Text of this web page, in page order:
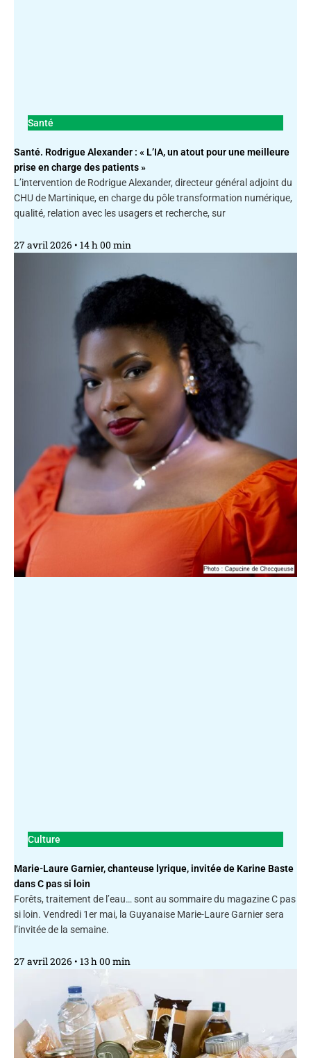
Santé
Santé. Rodrigue Alexander : « L’IA, un atout pour une meilleure
prise en charge des patients »
L’intervention de Rodrigue Alexander, directeur général adjoint du
CHU de Martinique, en charge du pôle transformation numérique,
qualité, relation avec les usagers et recherche, sur
27 avril 2026 14 h 00 min
Culture
Marie-Laure Garnier, chanteuse lyrique, invitée de Karine Baste
dans C pas si loin
Forêts, traitement de l’eau… sont au sommaire du magazine C pas
si loin. Vendredi 1er mai, la Guyanaise Marie-Laure Garnier sera
l’invitée de la semaine.
27 avril 2026 13 h 00 min